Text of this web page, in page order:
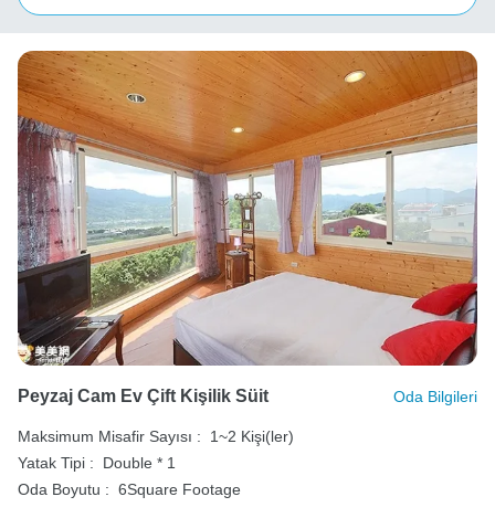
Peyzaj Cam Ev Çift Kişilik Süit Oda Bilgileri
Maksimum Misafir Sayısı :
1~2 Kişi(ler)
Yatak Tipi :
Double * 1
Oda Boyutu : 6Square Footage